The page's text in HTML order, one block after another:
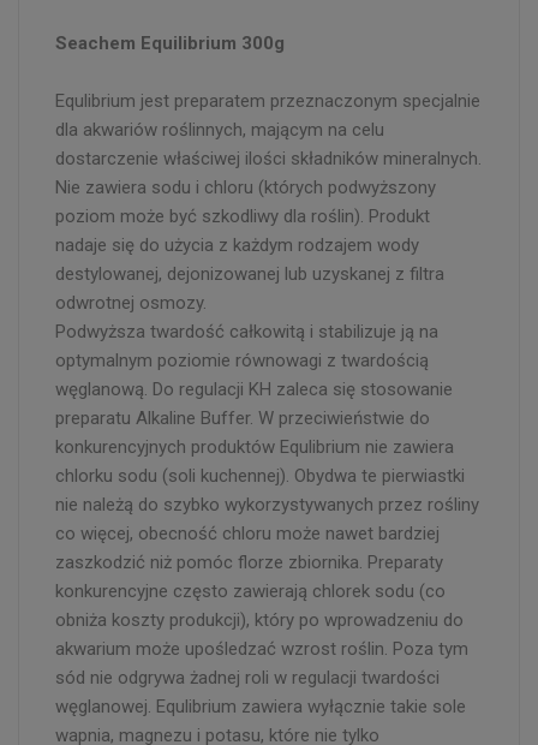
Seachem Equilibrium 300g
Equlibrium jest preparatem przeznaczonym specjalnie
dla akwariów roślinnych, mającym na celu
dostarczenie właściwej ilości składników mineralnych.
Nie zawiera sodu i chloru (których podwyższony
poziom może być szkodliwy dla roślin). Produkt
nadaje się do użycia z każdym rodzajem wody
destylowanej, dejonizowanej lub uzyskanej z filtra
odwrotnej osmozy.
Podwyższa twardość całkowitą i stabilizuje ją na
optymalnym poziomie równowagi z twardością
węglanową. Do regulacji KH zaleca się stosowanie
preparatu Alkaline Buffer. W przeciwieństwie do
konkurencyjnych produktów Equlibrium nie zawiera
chlorku sodu (soli kuchennej). Obydwa te pierwiastki
nie należą do szybko wykorzystywanych przez rośliny
co więcej, obecność chloru może nawet bardziej
zaszkodzić niż pomóc florze zbiornika. Preparaty
konkurencyjne często zawierają chlorek sodu (co
obniża koszty produkcji), który po wprowadzeniu do
akwarium może upośledzać wzrost roślin. Poza tym
sód nie odgrywa żadnej roli w regulacji twardości
węglanowej. Equlibrium zawiera wyłącznie takie sole
wapnia, magnezu i potasu, które nie tylko